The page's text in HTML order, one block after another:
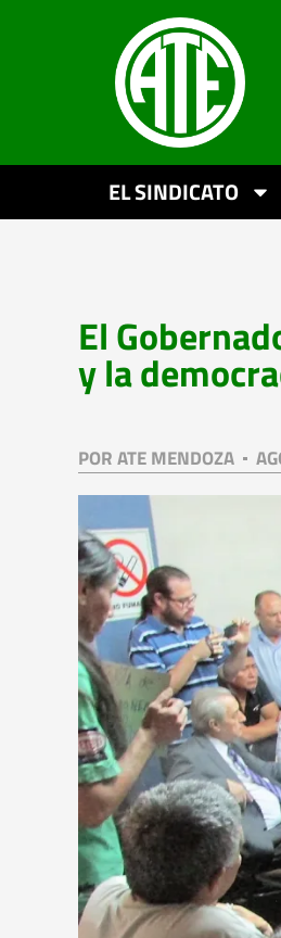
EL SINDICATO
El
y la
PORATE MENDOZA